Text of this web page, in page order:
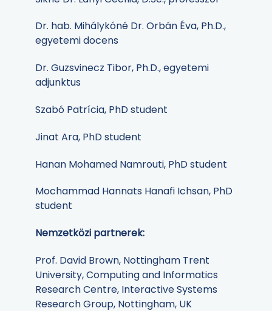
Dr. hab. Mihálykóné Dr. Orbán Éva, Ph.D.,
egyetemi docens
Dr. Guzsvinecz Tibor, Ph.D., egyetemi
adjunktus
Szabó Patrícia, PhD student
Jinat Ara, PhD student
Hanan Mohamed Namrouti, PhD student
Mochammad Hannats Hanafi Ichsan, PhD
student
Nemzetközi partnerek:
Prof. David Brown, Nottingham Trent
University, Computing and Informatics
Research Centre, Interactive Systems
Research Group, Nottingham, UK